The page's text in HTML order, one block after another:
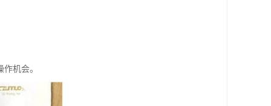
机会。